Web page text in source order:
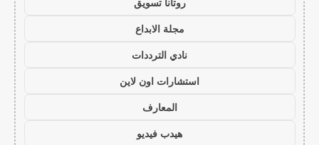
مجلة الابداع
نادي الترددات
استشارات اون لاين
المعارف
هيدب فيديو